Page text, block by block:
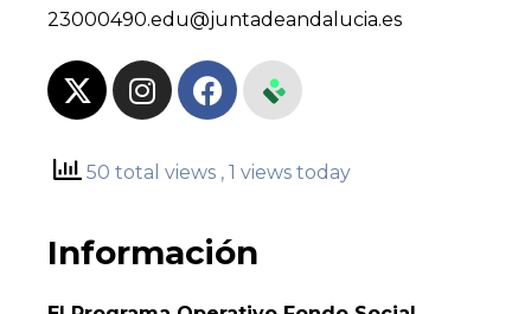
23000490.edu@juntadeandalucia.es
50 total views , 1 views today
Información